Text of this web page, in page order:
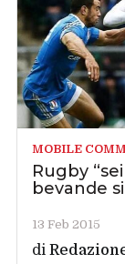
MOBILE
Rugby
bevande
13 Feb 2015
di